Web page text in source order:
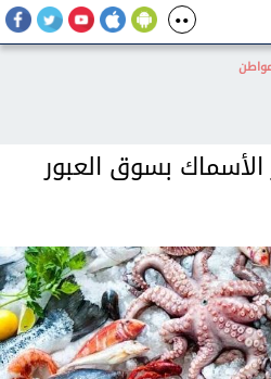
أسعار الأسماك بسوق العبور